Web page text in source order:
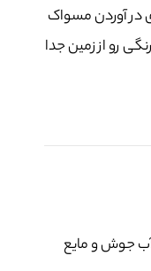
در آوردن مسواک
رو از زمین جدا
آب جوش و مایع